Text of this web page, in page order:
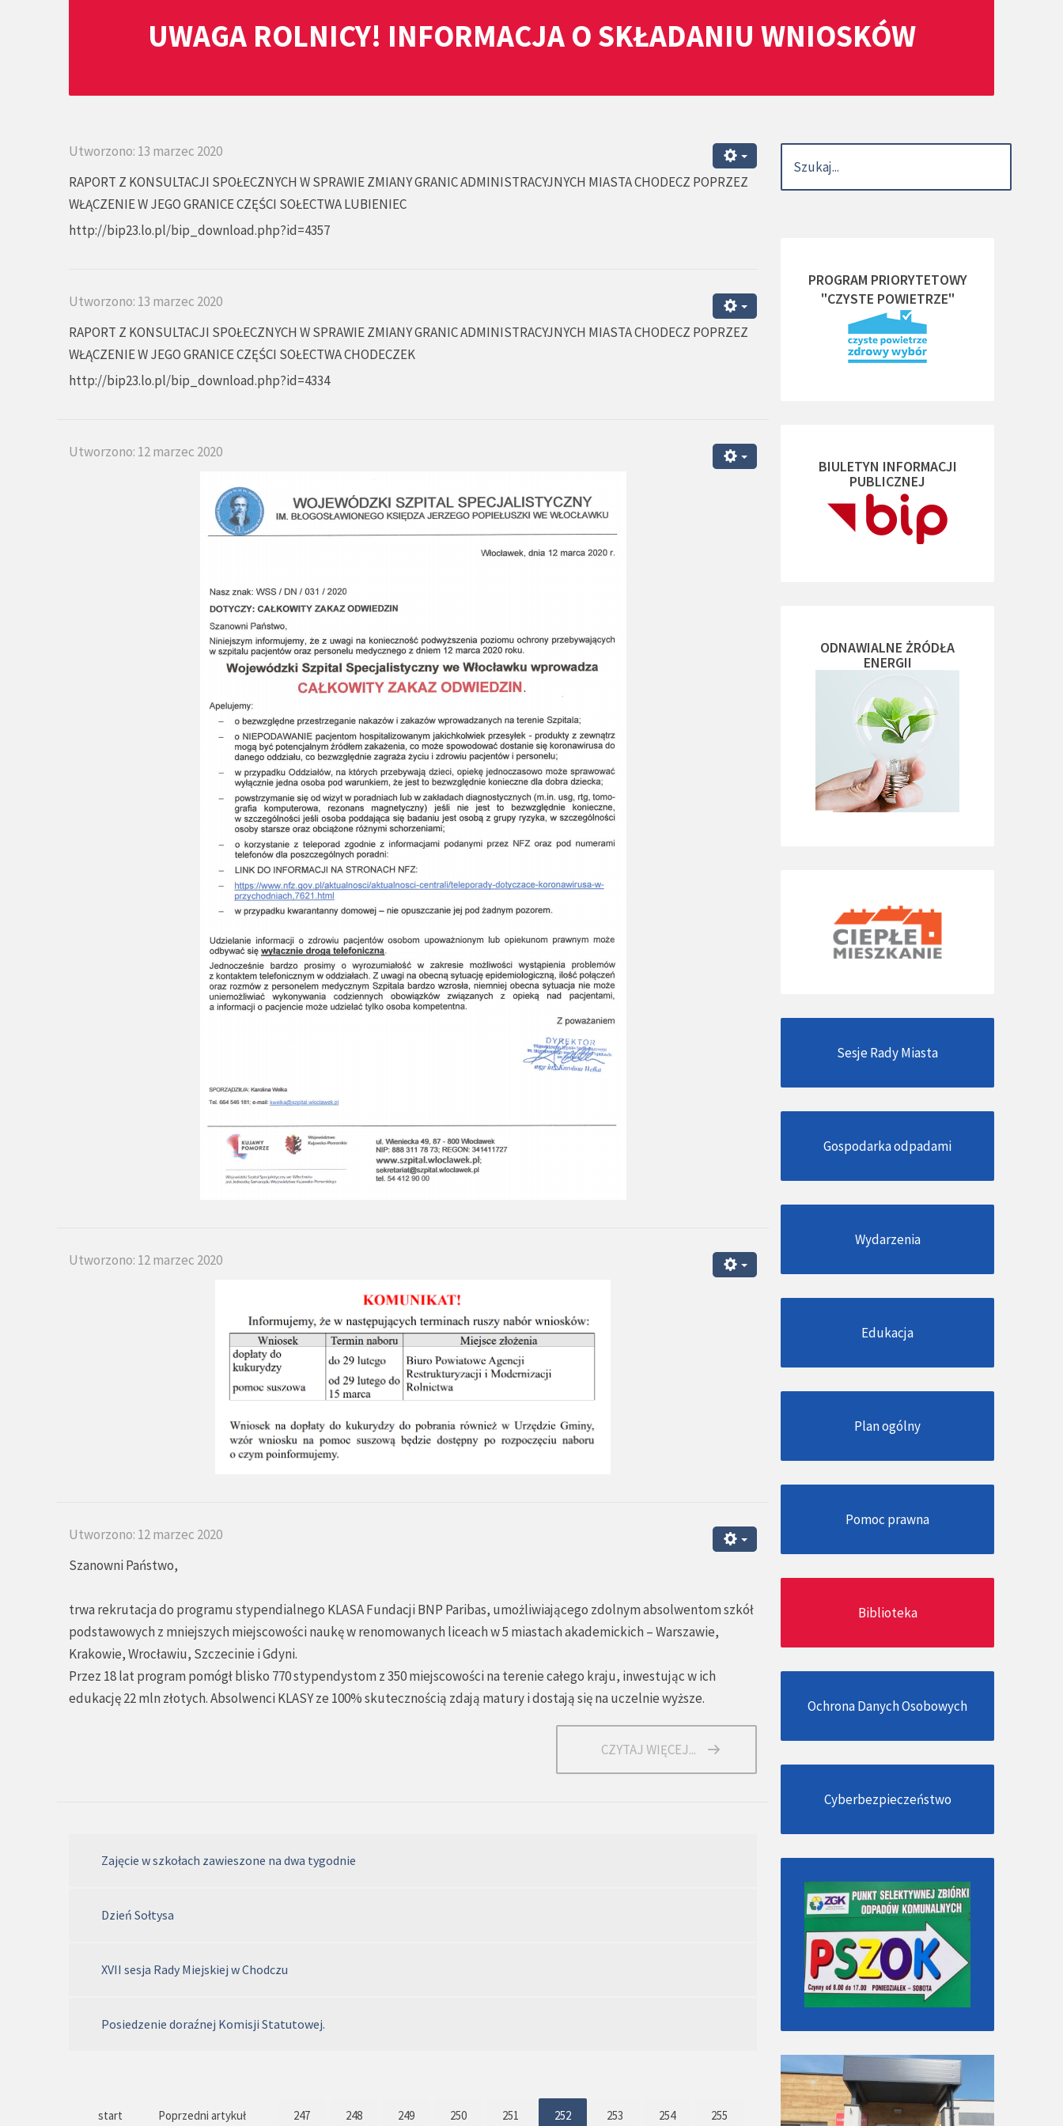
UWAGA ROLNICY! INFORMACJA O SKŁADANIU WNIOSKÓW
Utworzono: 13 marzec 2020
RAPORT Z KONSULTACJI SPOŁECZNYCH W SPRAWIE ZMIANY GRANIC ADMINISTRACYJNYCH MIASTA CHODECZ POPRZEZ
WŁĄCZENIE W JEGO GRANICE CZĘŚCI SOŁECTWA LUBIENIEC
http://bip23.lo.pl/bip_download.php?id=4357
Utworzono: 13 marzec 2020
RAPORT Z KONSULTACJI SPOŁECZNYCH W SPRAWIE ZMIANY GRANIC ADMINISTRACYJNYCH MIASTA CHODECZ POPRZEZ
WŁĄCZENIE W JEGO GRANICE CZĘŚCI SOŁECTWA CHODECZEK
http://bip23.lo.pl/bip_download.php?id=4334
Utworzono: 12 marzec 2020
Utworzono: 12 marzec 2020
Utworzono: 12 marzec 2020
Szanowni Państwo,
trwa rekrutacja do programu stypendialnego KLASA Fundacji BNP Paribas, umożliwiającego zdolnym absolwentom szkół
podstawowych z mniejszych miejscowości naukę w renomowanych liceach w 5 miastach akademickich – Warszawie,
Krakowie, Wrocławiu, Szczecinie i Gdyni.
Przez 18 lat program pomógł blisko 770 stypendystom z 350 miejscowości na terenie całego kraju, inwestując w ich
edukację 22 mln złotych. Absolwenci KLASY ze 100% skutecznością zdają matury i dostają się na uczelnie wyższe.
CZYTAJ WIĘCEJ...
Zajęcie w szkołach zawieszone na dwa tygodnie
Dzień Sołtysa
XVII sesja Rady Miejskiej w Chodczu
Posiedzenie doraźnej Komisji Statutowej.
start Poprzedni artykuł 247 248 249 250 251 252 253 254 255
PROGRAM PRIORYTETOWY
"CZYSTE POWIETRZE"
BIULETYN INFORMACJI
PUBLICZNEJ
ODNAWIALNE ŻRÓDŁA
ENERGII
Sesje Rady Miasta
Gospodarka odpadami
Wydarzenia
Edukacja
Plan ogólny
Pomoc prawna
Biblioteka
Ochrona Danych Osobowych
Cyberbezpieczeństwo